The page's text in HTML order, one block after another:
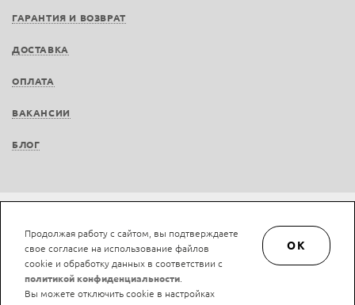
ГАРАНТИЯ И ВОЗВРАТ
ДОСТАВКА
ОПЛАТА
ВАКАНСИИ
БЛОГ
Не является публичной офертой © LAN-art.ru, 2013—2026. Все права защищены.
Политика конфиденциальности.
Положение об обработке и защите персональных
данных.
Продолжая работу с сайтом, вы подтверждаете
свое согласие на использование файлов
cookie и обработку данных в соответствии с
политикой конфиденциальности
Вы можете отключить cookie в настройках
OK